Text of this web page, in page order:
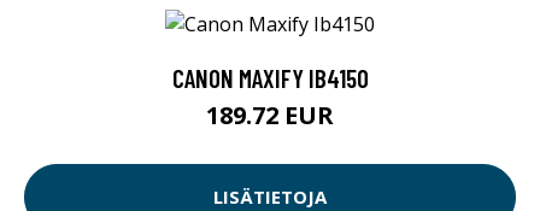
CANON MAXIFY IB4150
189.72 EUR
LISÄTIETOJA